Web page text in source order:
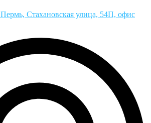
Пермь, Стахановская улица, 54П, офис